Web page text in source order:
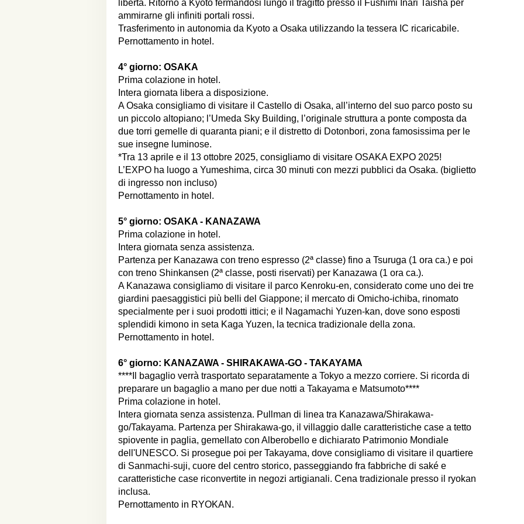
libertà. Ritorno a Kyoto fermandosi lungo il tragitto presso il Fushimi Inari Taisha per
ammirarne gli infiniti portali rossi.
Trasferimento in autonomia da Kyoto a Osaka utilizzando la tessera IC ricaricabile.
Pernottamento in hotel.
4° giorno: OSAKA
Prima colazione in hotel.
Intera giornata libera a disposizione.
A Osaka consigliamo di visitare il Castello di Osaka, all’interno del suo parco posto su
un piccolo altopiano; l’Umeda Sky Building, l’originale struttura a ponte composta da
due torri gemelle di quaranta piani; e il distretto di Dotonbori, zona famosissima per le
sue insegne luminose.
*Tra 13 aprile e il 13 ottobre 2025, consigliamo di visitare OSAKA EXPO 2025!
L’EXPO ha luogo a Yumeshima, circa 30 minuti con mezzi pubblici da Osaka. (biglietto
di ingresso non incluso)
Pernottamento in hotel.
5° giorno: OSAKA - KANAZAWA
Prima colazione in hotel.
Intera giornata senza assistenza.
Partenza per Kanazawa con treno espresso (2ª classe) fino a Tsuruga (1 ora ca.) e poi
con treno Shinkansen (2ª classe, posti riservati) per Kanazawa (1 ora ca.).
A Kanazawa consigliamo di visitare il parco Kenroku-en, considerato come uno dei tre
giardini paesaggistici più belli del Giappone; il mercato di Omicho-ichiba, rinomato
specialmente per i suoi prodotti ittici; e il Nagamachi Yuzen-kan, dove sono esposti
splendidi kimono in seta Kaga Yuzen, la tecnica tradizionale della zona.
Pernottamento in hotel.
6° giorno: KANAZAWA - SHIRAKAWA-GO - TAKAYAMA
****Il bagaglio verrà trasportato separatamente a Tokyo a mezzo corriere. Si ricorda di
preparare un bagaglio a mano per due notti a Takayama e Matsumoto****
Prima colazione in hotel.
Intera giornata senza assistenza. Pullman di linea tra Kanazawa/Shirakawa-
go/Takayama. Partenza per Shirakawa-go, il villaggio dalle caratteristiche case a tetto
spiovente in paglia, gemellato con Alberobello e dichiarato Patrimonio Mondiale
dell'UNESCO. Si prosegue poi per Takayama, dove consigliamo di visitare il quartiere
di Sanmachi-suji, cuore del centro storico, passeggiando fra fabbriche di saké e
caratteristiche case riconvertite in negozi artigianali. Cena tradizionale presso il ryokan
inclusa.
Pernottamento in RYOKAN.